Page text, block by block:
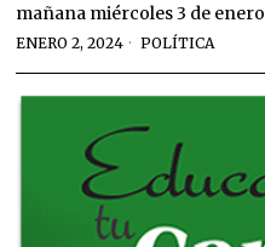
mañana miércoles 3 de enero
ENERO 2, 2024 POLÍTICA